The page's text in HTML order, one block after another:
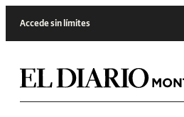
Accede sin límites